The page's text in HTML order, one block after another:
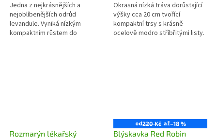
Jedna z nejkrásnějších a
nejoblíbenějších odrůd
levandule. Vyniká nízkým
kompaktním růstem do
maximálně 30 cm výšky a
Okrasná nízká tráva dorůstající
výšky cca 20 cm tvořící
kompaktní trsy s krásně
ocelově modro stříbřitými listy.
Rozmarýn lékařský
od220 Kč až–18 %
Blýskavka Red Robin